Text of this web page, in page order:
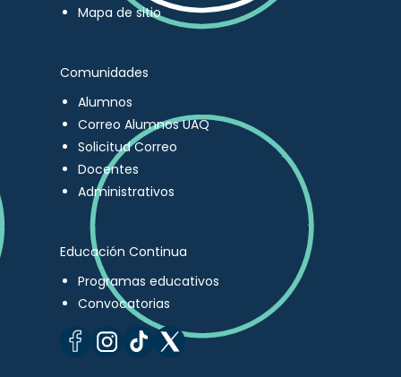
Mapa de sitio
Comunidades
Alumnos
Correo Alumnos UAQ
Solicitud Correo
Docentes
Administrativos
Educación Continua
Programas educativos
Convocatorias